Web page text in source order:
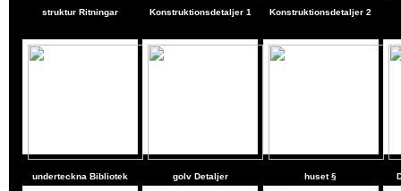
struktur Ritningar Konstruktionsdetaljer 1 Konstruktionsdetaljer 2
underteckna Bibliotek golv Detaljer huset §